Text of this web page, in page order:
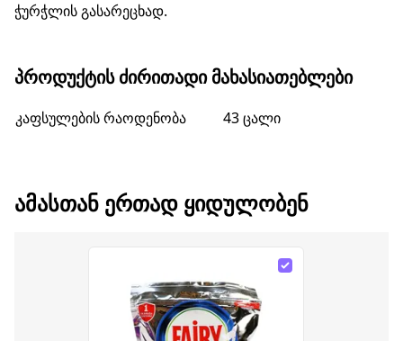
ჭურჭლის გასარეცხად.
ᲞᲠᲝᲓᲣᲥᲢᲘᲡ ᲫᲘᲠᲘᲗᲐᲓᲘ ᲛᲐᲮᲐᲡᲘᲐᲗᲔᲑᲚᲔᲑᲘ
კაფსულების რაოდენობა 43 ცალი
ᲐᲛᲐᲡᲗᲐᲜ ᲔᲠᲗᲐᲓ ᲧᲘᲓᲣᲚᲝᲑᲔᲜ